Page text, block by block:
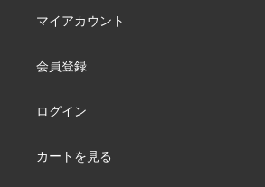
マイアカウント
会員登録
ログイン
カートを見る